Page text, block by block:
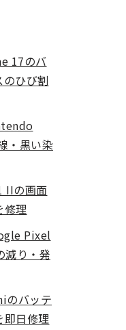
17のバ
ひび割
・黒い染
IIの画面
修理
Pixel
減り・発
のバッテ
即日修理